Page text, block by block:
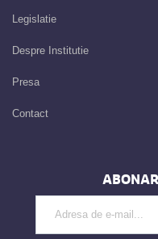
Legislatie
Despre Institutie
Presa
Contact